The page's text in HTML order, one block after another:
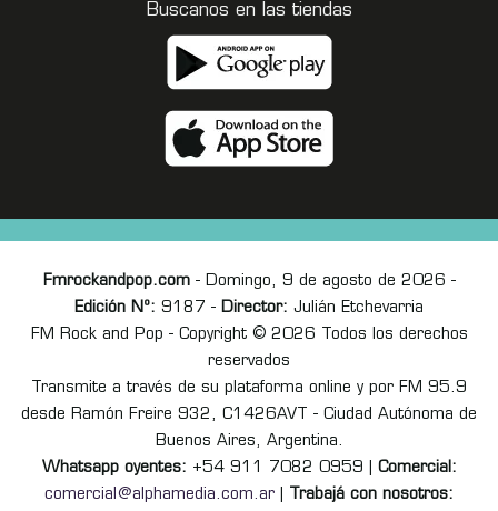
Buscanos en las tiendas
Fmrockandpop.com- Domingo, 9 de agosto de 2026 -
Edición Nº: 9187 - Director: Julián Etchevarria
FM Rock and Pop - Copyright © 2026 Todos los derechos
reservados
Transmite a través de su plataforma online y por FM 95.9
desde Ramón Freire 932, C1426AVT - Ciudad Autónoma de
Buenos Aires, Argentina.
Whatsapp oyentes: +54 911 7082 0959 | Comercial:
comercial@alphamedia.com.ar
Trabajá con nosotros: